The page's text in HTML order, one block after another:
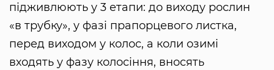
підживлюють у 3 етапи: до виходу рослин
«в трубку», у фазі прапорцевого листка,
перед виходом у колос, а коли озимі
входять у фазу колосіння, вносять